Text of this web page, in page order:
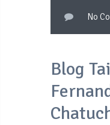
No
Blog